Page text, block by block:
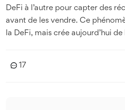
DeFi à l’autre pour capter des
avant de les vendre. Ce
la DeFi, mais crée aujourd’hui
17